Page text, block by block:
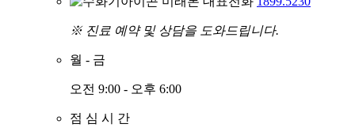
※ 진료 예약 및 상담을 도와드립니다.
월 - 금
오전 9:00 - 오후 6:00
점 심 시 간